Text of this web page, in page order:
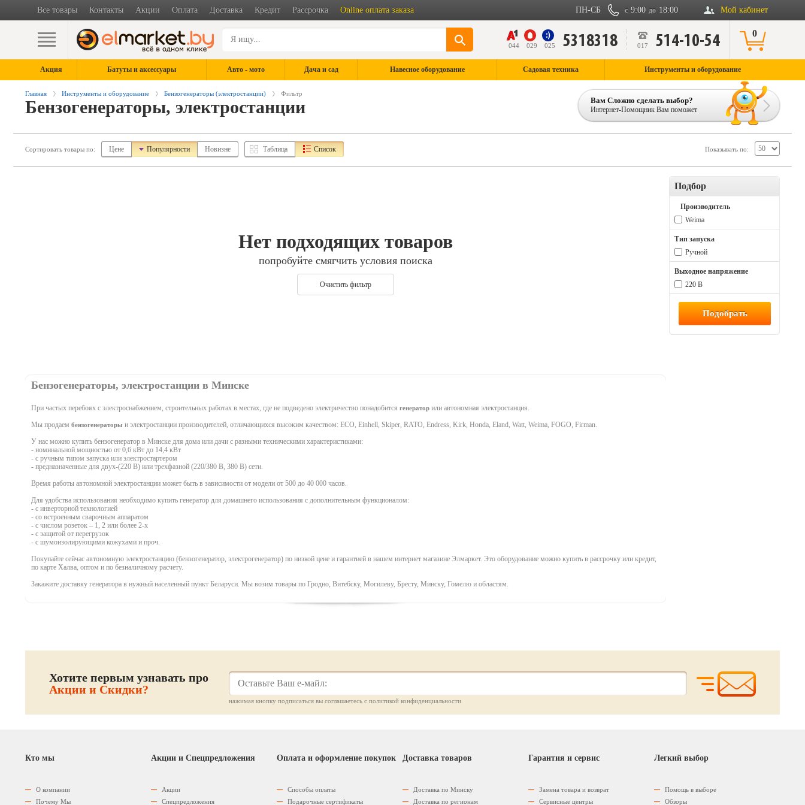
Все товары Контакты Акции Оплата Доставка Кредит Рассрочка Online оплата заказа Мой кабинет
с 9:00 до 18:00
ПН-СБ
044 029 025 5318318 017 514-10-54 0
Акция Батуты и аксессуары Авто - мото Дача и сад Навесное оборудование Садовая техника Инструменты и оборудование
Главная Инструменты и оборудование Бензогенераторы (электростанции) Фильтр
Бензогенераторы, электростанции Вам Сложно сделать выбор?
Интернет-Помощник Вам поможет
Сортировать товары по: Цене Популярности Новизне Таблица Список Показывать по:
Нет подходящих товаров
попробуйте смягчить условия поиска
Очистить фильтр
Бензогенераторы, электростанции в Минске
При частых перебоях с электроснабжением, строительных работах в местах, где не подведено электричество понадобится генератор или автономная электростанция.
Мы продаем бензогенераторы и электростанции производителей, отличающихся высоким качеством: ECO, Einhell, Skiper, RATO, Endress, Kirk, Honda, Eland, Watt, Weima, FOGO, Firman.
У нас можно купить бензогенератор в Минске для дома или дачи с разными техническими характеристиками:
- номинальной мощностью от 0,6 кВт до 14,4 кВт
- с ручным типом запуска или электростартером
- предназначенные для двух-(220 В) или трехфазной (220/380 В, 380 В) сети.
Время работы автономной электростанции может быть в зависимости от модели от 500 до 40 000 часов.
Для удобства использования необходимо купить генератор для домашнего использования с дополнительным функционалом:
- с инверторной технологией
- со встроенным сварочным аппаратом
- с числом розеток – 1, 2 или более 2-х
- с защитой от перегрузок
- с шумоизолирующими кожухами и проч.
Покупайте сейчас автономную электростанцию (бензогенератор, электрогенератор) по низкой цене и гарантией в нашем интернет магазине Элмаркет. Это оборудование можно купить в рассрочку или кредит,
по карте Халва, оптом и по безналичному расчету.
Закажите доставку генератора в нужный населенный пункт Беларуси. Мы возим товары по Гродно, Витебску, Могилеву, Бресту, Минску, Гомелю и областям.
Подбор
Производитель
Weima
Тип запуска
Ручной
Выходное напряжение
220 В
Хотите первым узнавать про
Акции и Скидки?
нажимая кнопку подписаться вы соглашаетесь с политикой конфиденциальности
Кто мы
О компании
Почему Мы
Акции и Спецпредложения
Акции
Спецпредложения
Оплата и оформление покупок
Способы оплаты
Подарочные сертификаты
Доставка товаров
Доставка по Минску
Доставка по регионам
Гарантия и сервис
Замена товара и возврат
Сервисные центры
Легкий выбор
Помощь в выборе
Обзоры